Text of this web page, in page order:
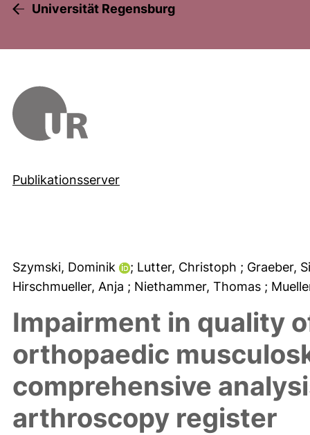
Universität Regensburg
Publikationsserver
Szymski, Dominik ; Lutter, Christoph ; Graeber,
Hirschmueller, Anja ; Niethammer, Thomas ;
Impairment in quality
orthopaedic
comprehensive
arthroscopy register